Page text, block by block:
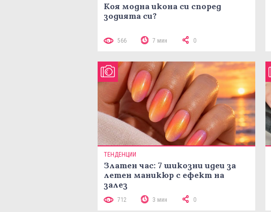
Коя модна икона си според
зодията си?
566 7 мин 0
ТЕНДЕНЦИИ
Златен час: 7 шикозни идеи за
летен маникюр с ефект на
залез
712 3 мин 0